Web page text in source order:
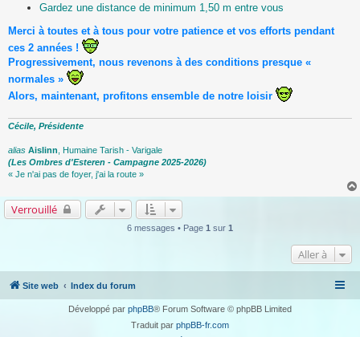
Gardez une distance de minimum 1,50 m entre vous
Merci à toutes et à tous pour votre patience et vos efforts pendant
ces 2 années !
Progressivement, nous revenons à des conditions presque «
normales »
Alors, maintenant, profitons ensemble de notre loisir
Cécile, Présidente
alias Aislinn , Humaine Tarish - Varigale
(Les Ombres d'Esteren - Campagne 2025-2026)
« Je n'ai pas de foyer, j'ai la route »
Verrouillé
6 messages • Page 1 sur 1
Aller à
Site web Index du forum
Développé par phpBB® Forum Software © phpBB Limited
Traduit par phpBB-fr.com